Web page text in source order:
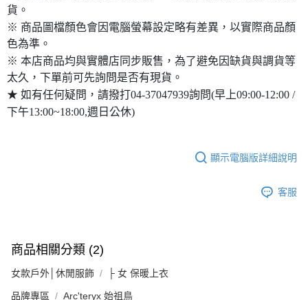
貨。
※ 商品圖檔顏色會因電腦螢幕設定略有差異，以實際商品顏
色為準。
※ 本店商品均與實體店同步販售，為了避免因缺貨與調貨等
太久，下單前可先詢問是否有現貨。
★ 如有任何疑問，請撥打04-37047939詢問(早上09:00-12:00 /
下午13:00~18:00,週日公休)
顯示電腦版詳細說明
客服
商品相關分類 (2)
女款戶外│休閒服飾 ├ 女 保暖上衣
品牌專區 Arc'teryx 始祖鳥